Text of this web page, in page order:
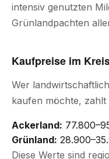
intensiv genutzten
Grünlandpachten
Kaufpreise im
Wer
kaufen möchte, zahlt
Ackerland:
Grünland:
Diese Werte sind